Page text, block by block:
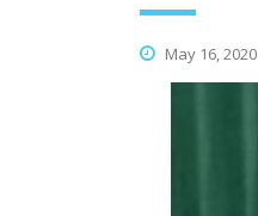
May 16, 2020